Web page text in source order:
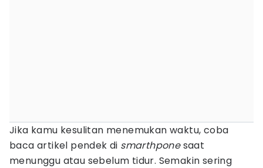
Jika kamu kesulitan menemukan waktu, coba
baca artikel pendek di smarthponesaat
menunggu atau sebelum tidur. Semakin sering